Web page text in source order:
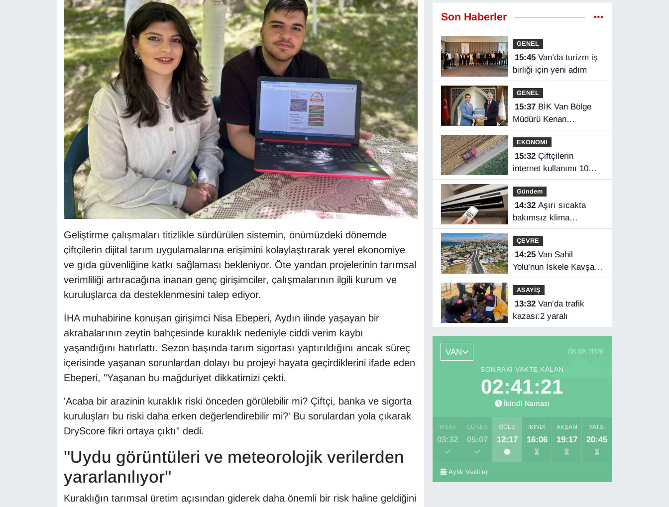
Geliştirme çalışmaları titizlikle sürdürülen sistemin, önümüzdeki dönemde
çiftçilerin dijital tarım uygulamalarına erişimini kolaylaştırarak yerel ekonomiye
ve gıda güvenliğine katkı sağlaması bekleniyor. Öte yandan projelerinin tarımsal
verimliliği artıracağına inanan genç girişimciler, çalışmalarının ilgili kurum ve
kuruluşlarca da desteklenmesini talep ediyor.
İHA muhabirine konuşan girişimci Nisa Ebeperi, Aydın ilinde yaşayan bir
akrabalarının zeytin bahçesinde kuraklık nedeniyle ciddi verim kaybı
yaşandığını hatırlattı. Sezon başında tarım sigortası yaptırıldığını ancak süreç
içerisinde yaşanan sorunlardan dolayı bu projeyi hayata geçirdiklerini ifade eden
Ebeperi, "Yaşanan bu mağduriyet dikkatimizi çekti.
'Acaba bir arazinin kuraklık riski önceden görülebilir mi? Çiftçi, banka ve sigorta
kuruluşları bu riski daha erken değerlendirebilir mi?' Bu sorulardan yola çıkarak
DryScore fikri ortaya çıktı" dedi.
"Uydu görüntüleri ve meteorolojik verilerden
yararlanılıyor"
Kuraklığın tarımsal üretim açısından giderek daha önemli bir risk haline geldiğini
Son Haberler
GENEL
15:45Van’da turizm iş
birliği için yeni adım
GENEL
15:37BİK Van Bölge
Müdürü Kenan
Tokgöz’den Hakkâri
ziyareti
EKONOMİ
15:32Çiftçilerin
internet kullanımı 10
yılda iki katını aştı
Gündem
14:32Aşırı sıcakta
bakımsız klima
yangınlara neden olabilir
ÇEVRE
14:25Van Sahil
Yolu’nun İskele Kavşağı
tamamlandı
ASAYİŞ
13:32Van’da trafik
kazası:2 yaralı
VAN 08.08.2026
SONRAKI VAKTE KALAN
02:41:19
İkindi Namazı
İMSAK
03:32
GÜNEŞ
05:07
ÖĞLE
12:17
İKINDI
16:06
AKŞAM
19:17
YATSI
20:45
Aylık Vakitler
ONE EKONOMİ
POLİTİKA
Resmi İlanlar
RÖPORTAJ
Sinema - TV
TEKNOLOJİ
VAN'DA SPOR